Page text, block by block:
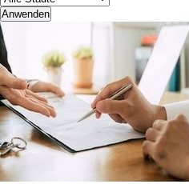
Anwenden